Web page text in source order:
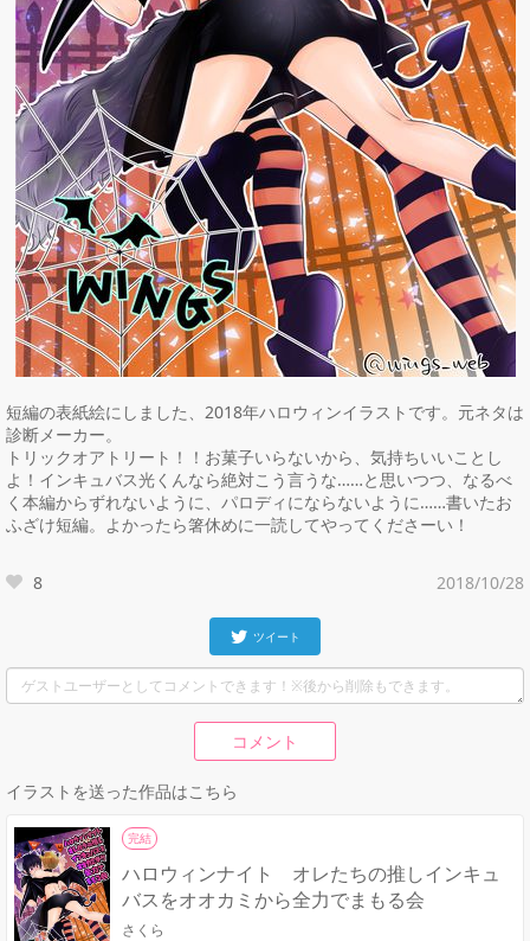
短編の表紙絵にしました、2018年ハロウィンイラストです。元ネタは
診断メーカー。
トリックオアトリート！！お菓子いらないから、気持ちいいことし
よ！インキュバス光くんなら絶対こう言うな……と思いつつ、なるべ
く本編からずれないように、パロディにならないように……書いたお
ふざけ短編。よかったら箸休めに一読してやってくださーい！
8 2018/10/28
ツイート
コメント
イラストを送った作品はこちら
完結
ハロウィンナイト オレたちの推しインキュ
バスをオオカミから全力でまもる会
さくら